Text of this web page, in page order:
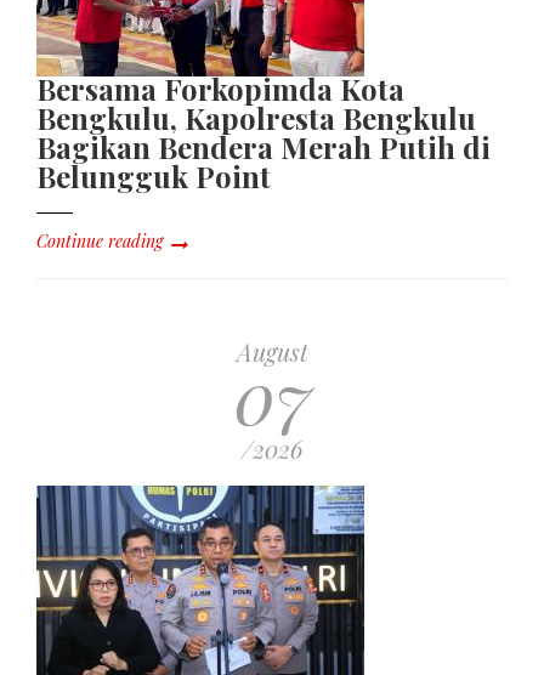
Bersama Forkopimda Kota
Bengkulu, Kapolresta Bengkulu
Bagikan Bendera Merah Putih di
Belungguk Point
Continue reading
August
07
/2026